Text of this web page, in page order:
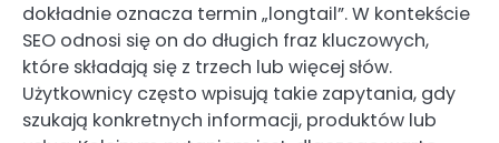
dokładnie oznacza termin „longtail”. W kontekście
SEO odnosi się on do długich fraz kluczowych,
które składają się z trzech lub więcej słów.
Użytkownicy często wpisują takie zapytania, gdy
szukają konkretnych informacji, produktów lub